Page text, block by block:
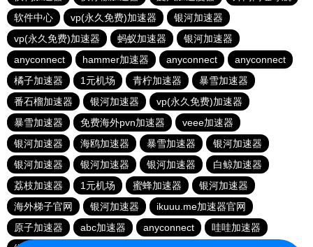
软件中心
vp(永久免费)加速器
银河加速器
vp(永久免费)加速器
蚂蚁加速器
银河加速器
anyconnect
hammer加速器 anyconnect
anyconnect
橘子加速器
1元机场 青柠加速器
暴雪加速器
番石榴加速器
银河加速器
vp(永久免费)加速器
暴雪加速器
免费海外pvn加速器
veee加速器
银河加速器
海鸥加速器 暴雪加速器
银河加速器
银河加速器
银河加速器 银河加速器
白鲸加速器
荔枝加速器
1元机场 蜜蜂加速器
银河加速器
海外梯子官网
银河加速器
ikuuu.me加速器官网
原子加速器
abc加速器 anyconnect
哇哇加速器